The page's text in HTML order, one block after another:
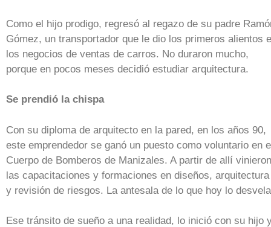
Como el hijo prodigo, regresó al regazo de su padre
Gómez, un transportador que le dio los primeros alientos
los negocios de ventas de carros. No duraron mucho,
porque en pocos meses decidió estudiar arquitectura.
Se prendió la chispa
Con su diploma de arquitecto en la pared, en los años 90,
este emprendedor se ganó un puesto como voluntario en
Cuerpo de Bomberos de Manizales. A partir de allí vinieron
las capacitaciones y formaciones en diseños, arquitectura
y revisión de riesgos. La antesala de lo que hoy lo
Ese tránsito de sueño a una realidad, lo inició con su hijo